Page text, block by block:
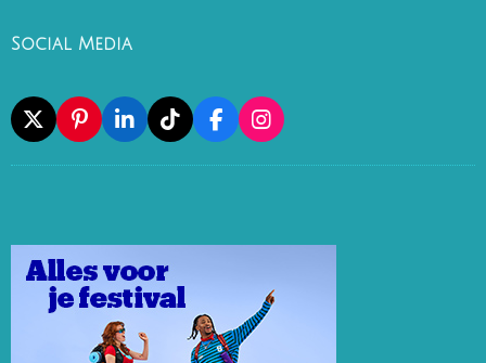
Social Media
X
P
I
N
E
S
T
L
I
N
I
N
T
I
K
F
A
C
O
I
N
S
R
M